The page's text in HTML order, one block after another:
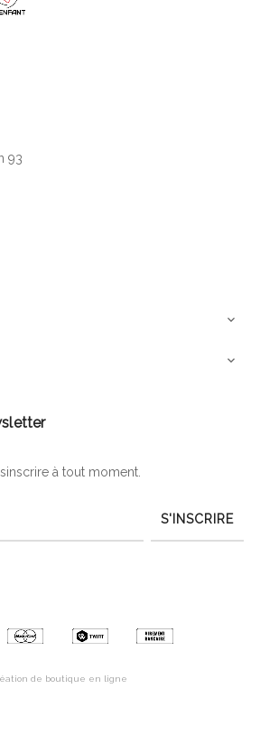
93


à tout moment.
S'INSCRIRE
de boutique en ligne